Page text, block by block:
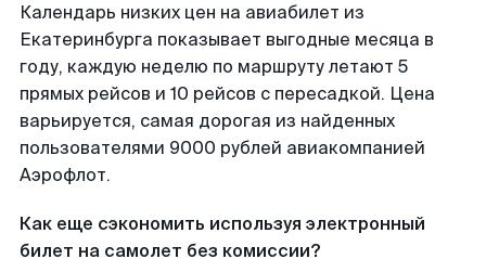
Календарь низких цен на авиабилет из
Екатеринбурга показывает выгодные месяца в
году, каждую неделю по маршруту летают 5
прямых рейсов и 10 рейсов с пересадкой. Цена
варьируется, самая дорогая из найденных
пользователями 9000 рублей авиакомпанией
Аэрофлот.
Как еще сэкономить используя электронный
билет на самолет без комиссии?